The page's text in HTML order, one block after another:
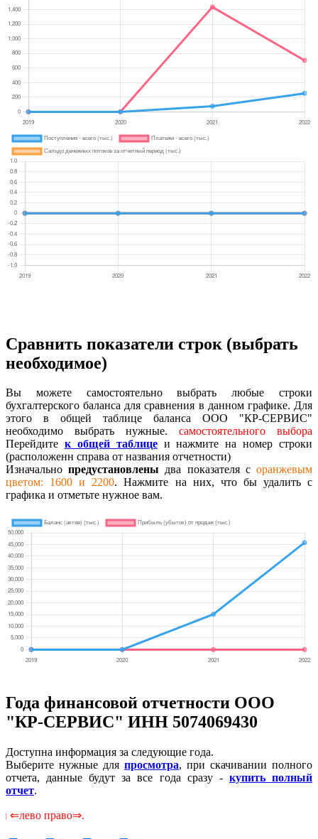
Сравнить показатели строк (выбрать
необходимое)
Вы можете самостоятельно выбрать любые строки
бухгалтерского баланса для сравнения в данном графике. Для
этого в общей таблице баланса ООО "КР-СЕРВИС"
необходимо выбрать нужные. самостоятельного выбора
Перейдите к общей таблицеи нажмите на номер строки
(расположенн справа от названия отчетности)
Изначальнопредустановлены два показателя соранжевым
цветом: 1600 и 2200. Нажмите на них, что бы удалить с
графика и отметьте нужное вам.
Года финансовой отчетности ООО
"КР-СЕРВИС" ИНН 5074069430
Доступна информация за следующие года.
Выберите нужные для просмотра, при скачивании полного
отчета, данные будут за все года сразу - купить полный
отчет.